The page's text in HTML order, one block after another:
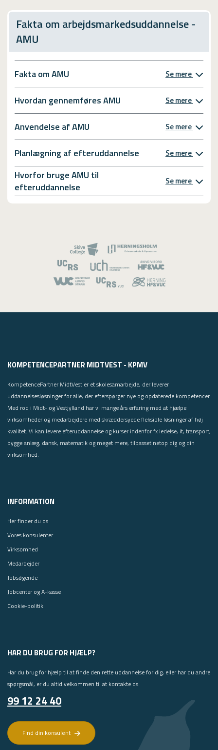
Fakta om arbejdsmarkedsuddannelse -
AMU
Fakta om AMU Se mere
Hvordan gennemføres AMU Se mere
Anvendelse af AMU Se mere
Planlægning af efteruddannelse Se mere
Hvorfor bruge AMU til
efteruddannelse
Se mere
KOMPETENCEPARTNER MIDTVEST - KPMV
KompetencePartner MidtVest er et skolesamarbejde, der leverer
uddannelsesløsninger for alle, der efterspørger nye og opdaterede kompetencer.
Med rod i Midt- og Vestjylland har vi mange års erfaring med at hjælpe
virksomheder og medarbejdere med skræddersyede fleksible løsninger af høj
kvalitet. Vi kan levere efteruddannelse og kurser indenfor fx ledelse, it, transport,
bygge anlæg, dansk, matematik og meget mere, tilpasset netop dig og din
virksomhed.
INFORMATION
Her finder du os
Vores konsulenter
Virksomhed
Medarbejder
Jobsøgende
Jobcenter og A-kasse
Cookie-politik
HAR DU BRUG FOR HJÆLP?
Har du brug for hjælp til at finde den rette uddannelse for dig, eller har du andre
spørgsmål, er du altid velkommen til at kontakte os.
99 12 24 40
Find din konsulent